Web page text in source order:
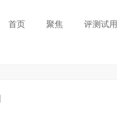
首页 聚焦 评测试用